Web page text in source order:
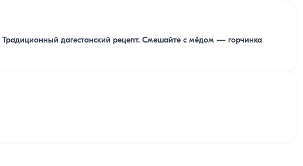
дагестанский рецепт. Смешайте с мёдом — горчинка